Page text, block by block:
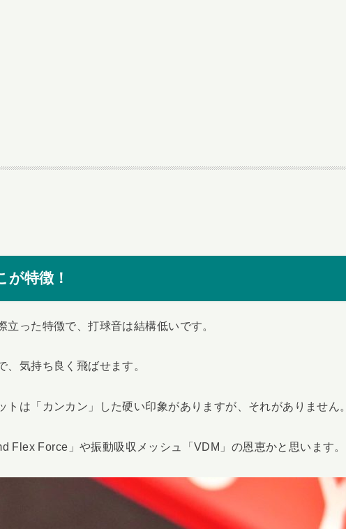
が特徴！
った特徴で、打球音は結構低いです。
気持ち良く飛ばせます。
トは「カンカン」した硬い印象がありますが、それがありません。
Flex Force」や振動吸収メッシュ「VDM」の恩恵かと思います。